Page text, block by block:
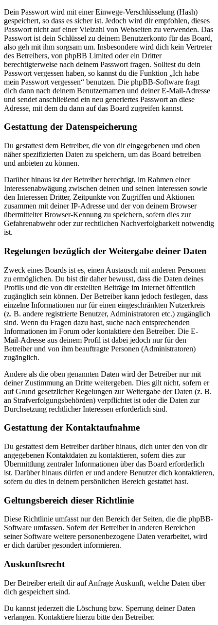
Dein Passwort wird mit einer Einwege-Verschlüsselung (Hash)
gespeichert, so dass es sicher ist. Jedoch wird dir empfohlen, dieses
Passwort nicht auf einer Vielzahl von Webseiten zu verwenden. Das
Passwort ist dein Schlüssel zu deinem Benutzerkonto für das Board,
also geh mit ihm sorgsam um. Insbesondere wird dich kein Vertreter
des Betreibers, von phpBB Limited oder ein Dritter
berechtigterweise nach deinem Passwort fragen. Solltest du dein
Passwort vergessen haben, so kannst du die Funktion „Ich habe
mein Passwort vergessen“ benutzen. Die phpBB-Software fragt
dich dann nach deinem Benutzernamen und deiner E-Mail-Adresse
und sendet anschließend ein neu generiertes Passwort an diese
Adresse, mit dem du dann auf das Board zugreifen kannst.
Gestattung der Datenspeicherung
Du gestattest dem Betreiber, die von dir eingegebenen und oben
näher spezifizierten Daten zu speichern, um das Board betreiben
und anbieten zu können.
Darüber hinaus ist der Betreiber berechtigt, im Rahmen einer
Interessenabwägung zwischen deinen und seinen Interessen sowie
den Interessen Dritter, Zeitpunkte von Zugriffen und Aktionen
zusammen mit deiner IP-Adresse und der von deinem Browser
übermittelter Browser-Kennung zu speichern, sofern dies zur
Gefahrenabwehr oder zur rechtlichen Nachverfolgbarkeit notwendig
ist.
Regelungen bezüglich der Weitergabe deiner Daten
Zweck eines Boards ist es, einen Austausch mit anderen Personen
zu ermöglichen. Du bist dir daher bewusst, dass die Daten deines
Profils und die von dir erstellten Beiträge im Internet öffentlich
zugänglich sein können. Der Betreiber kann jedoch festlegen, dass
einzelne Informationen nur für einen eingeschränkten Nutzerkreis
(z. B. andere registrierte Benutzer, Administratoren etc.) zugänglich
sind. Wenn du Fragen dazu hast, suche nach entsprechenden
Informationen im Forum oder kontaktiere den Betreiber. Die E-
Mail-Adresse aus deinem Profil ist dabei jedoch nur für den
Betreiber und von ihm beauftragte Personen (Administratoren)
zugänglich.
Andere als die oben genannten Daten wird der Betreiber nur mit
deiner Zustimmung an Dritte weitergeben. Dies gilt nicht, sofern er
auf Grund gesetzlicher Regelungen zur Weitergabe der Daten (z. B.
an Strafverfolgungsbehörden) verpflichtet ist oder die Daten zur
Durchsetzung rechtlicher Interessen erforderlich sind.
Gestattung der Kontaktaufnahme
Du gestattest dem Betreiber darüber hinaus, dich unter den von dir
angegebenen Kontaktdaten zu kontaktieren, sofern dies zur
Übermittlung zentraler Informationen über das Board erforderlich
ist. Darüber hinaus dürfen er und andere Benutzer dich kontaktieren,
sofern du dies in deinem persönlichen Bereich gestattet hast.
Geltungsbereich dieser Richtlinie
Diese Richtlinie umfasst nur den Bereich der Seiten, die die phpBB-
Software umfassen. Sofern der Betreiber in anderen Bereichen
seiner Software weitere personenbezogene Daten verarbeitet, wird
er dich darüber gesondert informieren.
Auskunftsrecht
Der Betreiber erteilt dir auf Anfrage Auskunft, welche Daten über
dich gespeichert sind.
Du kannst jederzeit die Löschung bzw. Sperrung deiner Daten
verlangen. Kontaktiere hierzu bitte den Betreiber.